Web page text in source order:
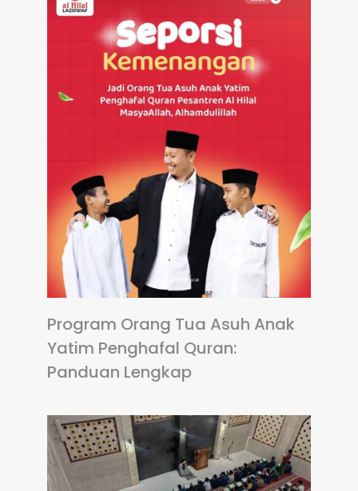
Program Orang Tua Asuh Anak
Yatim Penghafal Quran:
Panduan Lengkap